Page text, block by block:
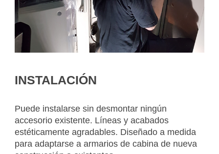
INSTALACIÓN
Puede instalarse sin desmontar ningún
accesorio existente. Líneas y acabados
estéticamente agradables. Diseñado a medida
para adaptarse a armarios de cabina de nueva